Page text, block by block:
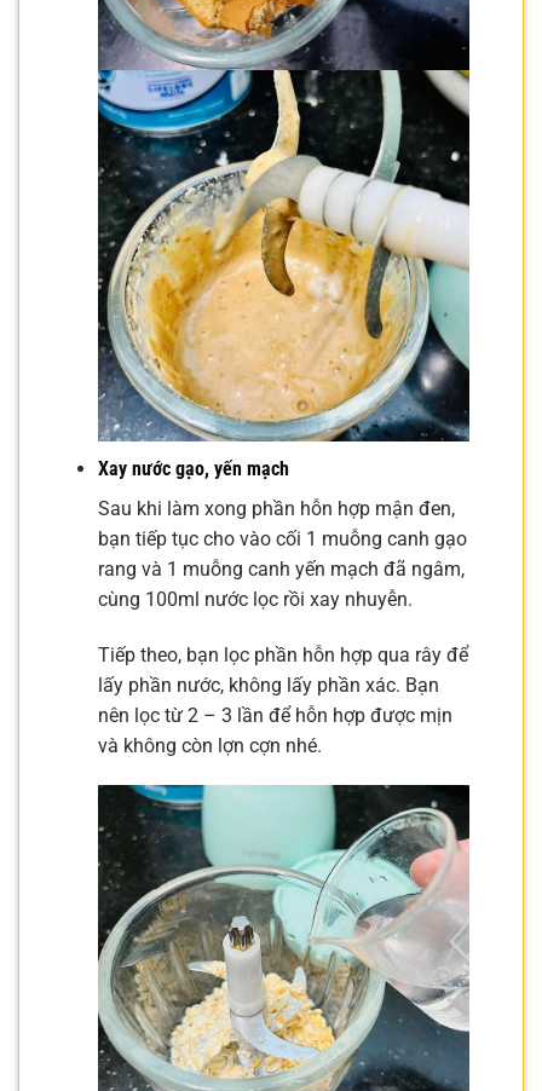
Xay nước gạo, yến mạch
Sau khi làm xong phần hỗn hợp mận đen,
bạn tiếp tục cho vào cối 1 muỗng canh gạo
rang và 1 muỗng canh yến mạch đã ngâm,
cùng 100ml nước lọc rồi xay nhuyễn.
Tiếp theo, bạn lọc phần hỗn hợp qua rây để
lấy phần nước, không lấy phần xác. Bạn
nên lọc từ 2 – 3 lần để hỗn hợp được mịn
và không còn lợn cợn nhé.